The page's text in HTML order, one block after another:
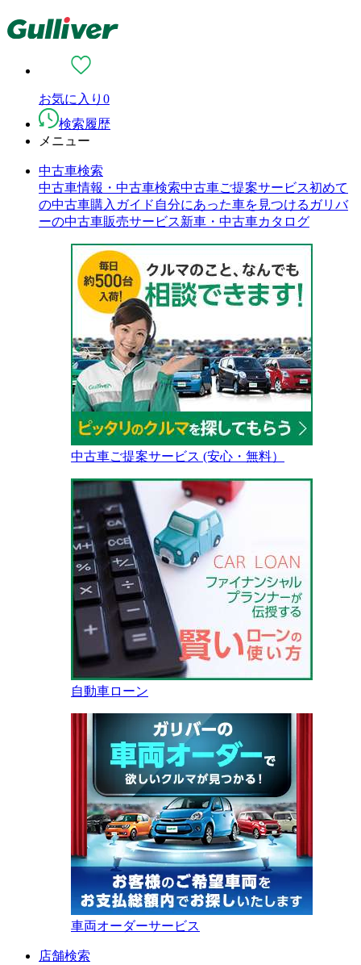
お気に入り 0
検索履歴
メニュー
中古車検索
中古車情報・中古車検索中古車ご提案サービス初めて
の中古車購入ガイド 自分にあった車を見つける ガリバ
ーの中古車販売サービス新車・中古車カタログ
中古車ご提案サービス (安心・無料）
自動車ローン
車両オーダーサービス
店舗検索